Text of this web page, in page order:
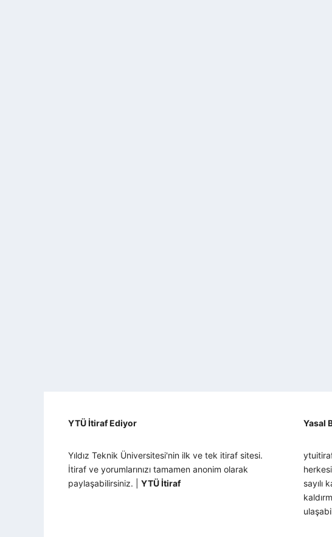
YTÜ İtiraf Ediyor
Yıldız Teknik Üniversitesi'nin ilk ve tek itiraf sitesi.
İtiraf ve yorumlarınızı tamamen anonim olarak
paylaşabilirsiniz. | YTÜ İtiraf
Yasal
sayılı